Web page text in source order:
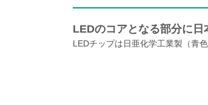
LEDのコアとなる部分に日
LEDチップは日亜化学工業製（青